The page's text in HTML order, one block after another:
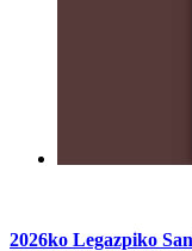
2026ko Legazpiko